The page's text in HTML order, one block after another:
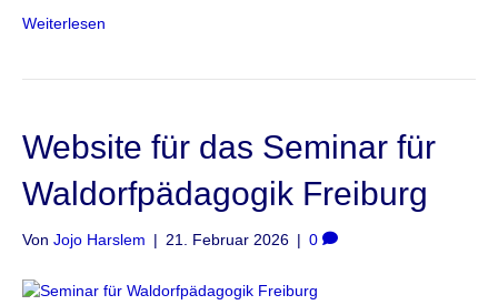
Weiterlesen
Website für das Seminar für
Waldorfpädagogik Freiburg
Von Jojo Harslem | 21. Februar 2026 | 0